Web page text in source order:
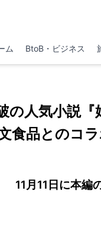
ム BtoB・ビジネス
の人気小説
食品とのコ
11月11日に本編